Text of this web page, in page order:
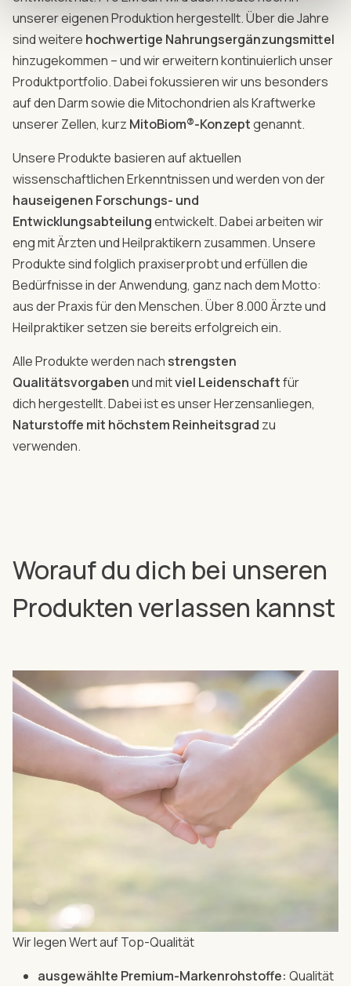
unserer eigenen Produktion hergestellt. Über die Jahre
sind weitere hochwertige Nahrungsergänzungsmittel
hinzugekommen – und wir erweitern kontinuierlich unser
Produktportfolio. Dabei fokussieren wir uns besonders
auf den Darm sowie die Mitochondrien als Kraftwerke
unserer Zellen, kurz MitoBiom®-Konzeptgenannt.
Unsere Produkte basieren auf aktuellen
wissenschaftlichen Erkenntnissen und werden von der
hauseigenen Forschungs- und
Entwicklungsabteilungentwickelt. Dabei arbeiten wir
eng mit Ärzten und Heilpraktikern zusammen. Unsere
Produkte sind folglich praxiserprobt und erfüllen die
Bedürfnisse in der Anwendung, ganz nach dem Motto:
aus der Praxis für den Menschen. Über 8.000 Ärzte und
Heilpraktiker setzen sie bereits erfolgreich ein.
Alle Produkte werden nach strengsten
Qualitätsvorgabenund mitviel Leidenschaftfür
dich hergestellt. Dabei ist es unser Herzensanliegen,
Naturstoffe mit höchstem Reinheitsgrad zu
verwenden.
Worauf du dich bei unseren
Produkten verlassen kannst
Wir legen Wert auf Top-Qualität
ausgewählte Premium-Markenrohstoffe: Qualität